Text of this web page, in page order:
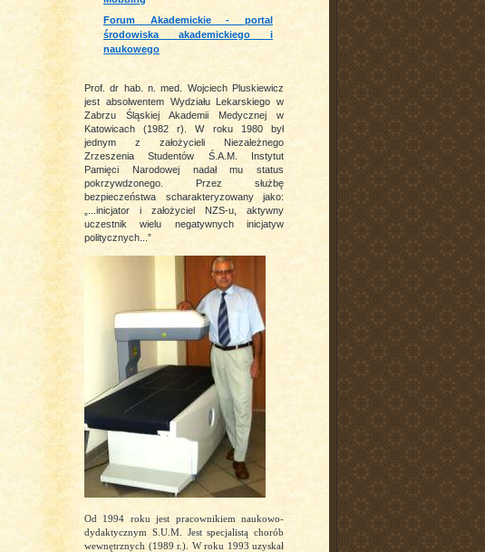
Forum Akademickie - portal
środowiska akademickiego i
naukowego
Prof. dr hab. n. med. Wojciech Pluskiewicz
jest absolwentem Wydziału Lekarskiego w
Zabrzu Śląskiej Akademii Medycznej w
Katowicach (1982 r). W roku 1980 był
jednym z założycieli Niezależnego
Zrzeszenia Studentów Ś.A.M. Instytut
Pamięci Narodowej nadał mu status
pokrzywdzonego. Przez służbę
bezpieczeństwa scharakteryzowany jako:
„...inicjator i założyciel NZS-u, aktywny
uczestnik wielu negatywnych inicjatyw
politycznych...”
Od 1994 roku jest pracownikiem naukowo-
dydaktycznym S.U.M. Jest specjalistą chorób
wewnętrznych (1989 r.). W roku 1993 uzyskał